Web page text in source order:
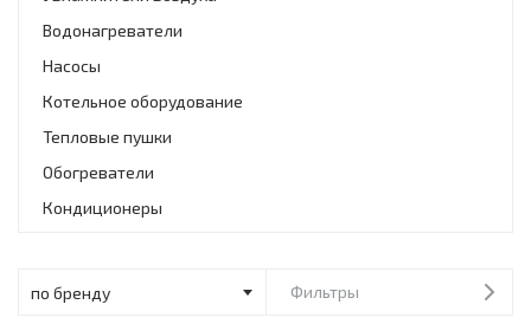
Встраиваемая техника
Инструменты и техника
Товары для дома
Крупнобытовая техника
Мелкая бытовая техника
Водонагреватели
Насосы
Котельное оборудование
Тепловые пушки
Обогреватели
Кондиционеры
Фильтры